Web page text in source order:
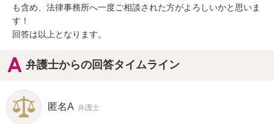
も含め、法律事務所へ一度ご相談された方がよろしいかと思いま
す！
回答は以上となります。
弁護士からの回答タイムライン
匿名A 弁護士